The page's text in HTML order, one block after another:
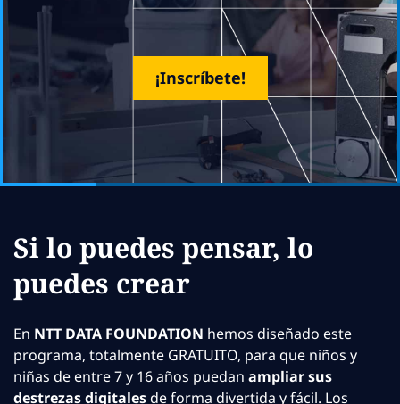
¡Inscríbete!
Si lo puedes pensar, lo
puedes crear
En NTT DATA FOUNDATION hemos diseñado este
programa, totalmente GRATUITO, para que niños y
niñas de entre 7 y 16 años puedan ampliar sus
destrezas digitalesde forma divertida y fácil. Los